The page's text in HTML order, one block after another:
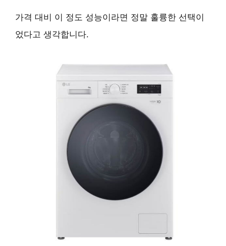
가격 대비 이 정도 성능이라면 정말 훌륭한 선택이
었다고 생각합니다.